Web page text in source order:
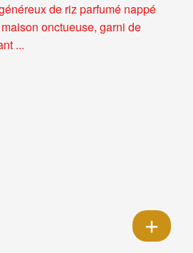
de riz parfumé nappé
onctueuse, garni de
...